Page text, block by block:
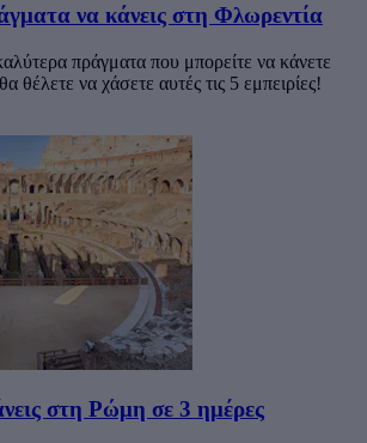
να κάνεις στη Φλωρεντία
πράγματα που μπορείτε να κάνετε
θέλετε να χάσετε αυτές τις 5 εμπειρίες!
στη Ρώμη σε 3 ημέρες